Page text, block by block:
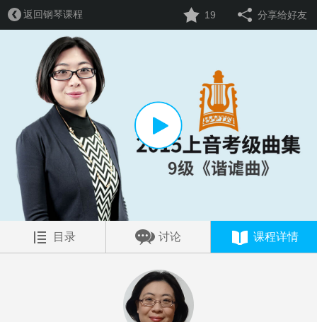
返回钢琴课程 19 分享给好友
目录 讨论 课程详情